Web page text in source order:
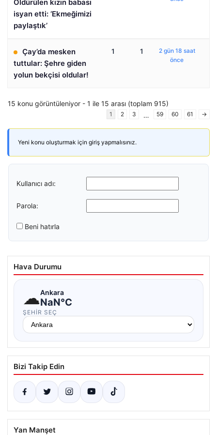
Öldürülen kızın babası
isyan etti: ‘Ekmeğimizi
paylaştık’
Çay’da mesken
tuttular: Şehre giden
yolun bekçisi oldular!
1 1
2 gün 18 saat
önce
15 konu görüntüleniyor - 1 ile 15 arası (toplam 915)
1 2 3 … 59 60 61 →
Yeni konu oluşturmak için giriş yapmalısınız.
Kullanıcı adı:
Parola:
Beni hatırla
Hava Durumu
☁Ankara
NaN°C
ŞEHIR SEÇ
Bizi Takip Edin
Yan Manşet